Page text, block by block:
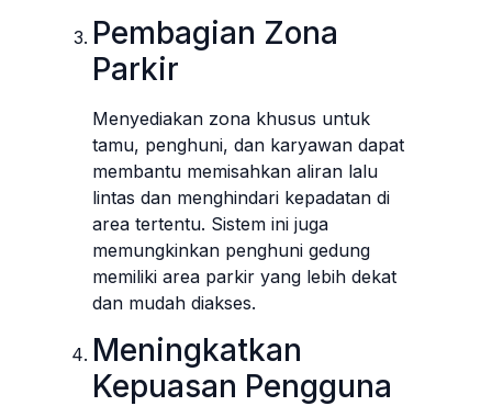
Pembagian Zona
Parkir
Menyediakan zona khusus untuk
tamu, penghuni, dan karyawan dapat
membantu memisahkan aliran lalu
lintas dan menghindari kepadatan di
area tertentu. Sistem ini juga
memungkinkan penghuni gedung
memiliki area parkir yang lebih dekat
dan mudah diakses.
Meningkatkan
Kepuasan Pengguna